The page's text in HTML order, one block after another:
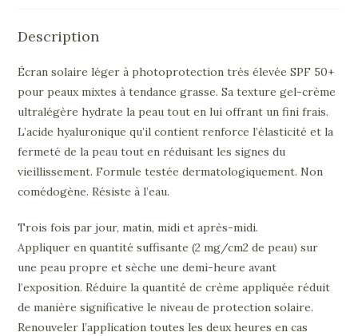
Description
Écran solaire léger à photoprotection très élevée SPF 50+
pour peaux mixtes à tendance grasse. Sa texture gel-crème
ultralégère hydrate la peau tout en lui offrant un fini frais.
L’acide hyaluronique qu’il contient renforce l’élasticité et la
fermeté de la peau tout en réduisant les signes du
vieillissement. Formule testée dermatologiquement. Non
comédogène. Résiste à l’eau.
Trois fois par jour, matin, midi et après-midi.
Appliquer en quantité suffisante (2 mg/cm2 de peau) sur
une peau propre et sèche une demi-heure avant
l’exposition. Réduire la quantité de crème appliquée réduit
de manière significative le niveau de protection solaire.
Renouveler l’application toutes les deux heures en cas